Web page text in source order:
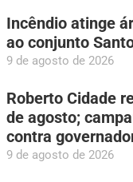
Incêndio atinge
ao conjunto
9 de agosto de 2026
Roberto Cidade
de agosto;
contra
9 de agosto de 2026